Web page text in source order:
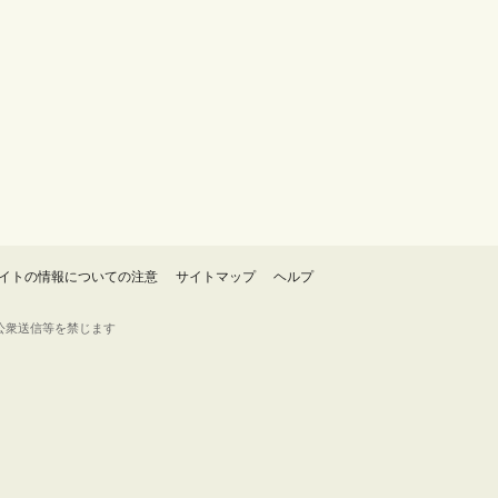
トの情報についての注意 サイトマップ ヘルプ
衆送信等を禁じます